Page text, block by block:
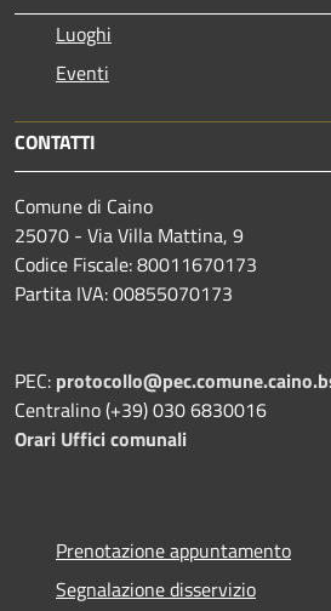
Luoghi
Eventi
CONTATTI
Comune di Caino
25070 - Via Villa Mattina, 9
Codice Fiscale: 80011670173
Partita IVA: 00855070173
PEC:
Centralino (+39) 030 6830016
Orari Uffici comunali
Prenotazione appuntamento
Segnalazione disservizio